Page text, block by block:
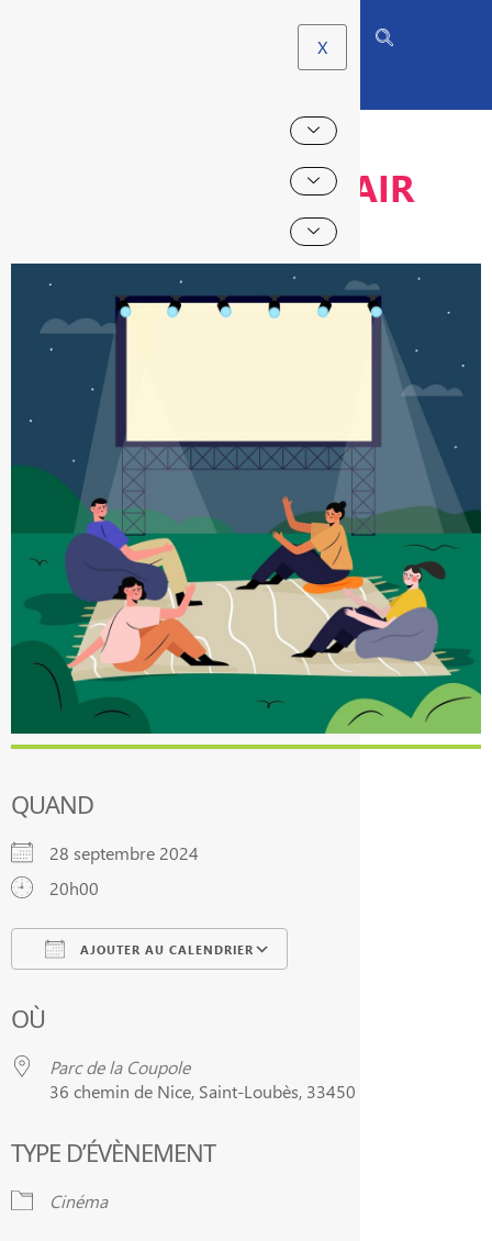
X
CINÉMA EN PLEIN AIR
QUAND
28 septembre 2024
20h00
AJOUTER AU CALENDRIER
OÙ
Parc de la Coupole
36 chemin de Nice, Saint-Loubès, 33450
TYPE D’ÉVÈNEMENT
Cinéma